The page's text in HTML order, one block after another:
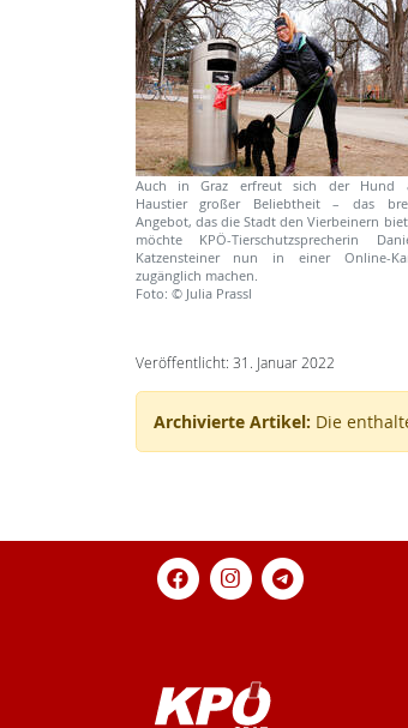
Auch in Graz erfreut sich der Hund
Haustier großer Beliebtheit – das
Angebot, das die Stadt den Vierbeinern
möchte KPÖ-Tierschutzsprecherin
Katzensteiner nun in einer Online-
zugänglich machen.
Foto: © Julia Prassl
Veröffentlicht: 31. Januar 2022
Archivierte Artikel: Die